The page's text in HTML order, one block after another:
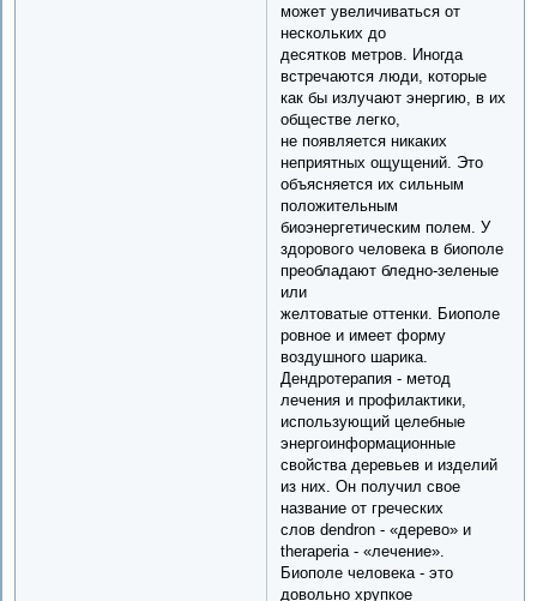
может увеличиваться от
нескольких до
десятков метров. Иногда
встречаются люди, которые
как бы излучают энергию, в их
обществе легко,
не появляется никаких
неприятных ощущений. Это
объясняется их сильным
положительным
биоэнергетическим полем. У
здорового человека в биополе
преобладают бледно-зеленые
или
желтоватые оттенки. Биополе
ровное и имеет форму
воздушного шарика.
Дендротерапия - метод
лечения и профилактики,
использующий целебные
энергоинформационные
свойства деревьев и изделий
из них. Он получил свое
название от греческих
слов dendron - «дерево» и
theraperia - «лечение».
Биополе человека - это
довольно хрупкое